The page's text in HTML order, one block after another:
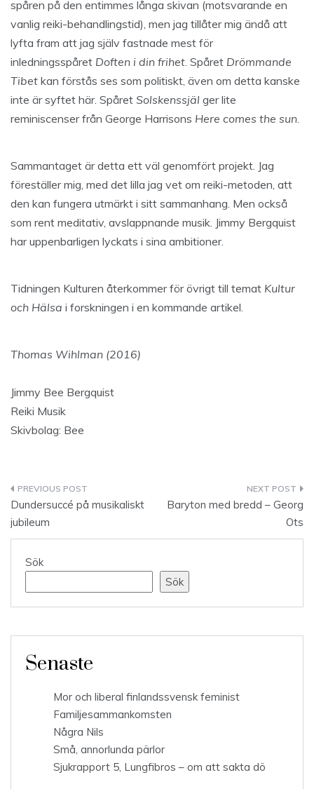
spåren på den entimmes långa skivan (motsvarande en
vanlig reiki-behandlingstid), men jag tillåter mig ändå att
lyfta fram att jag själv fastnade mest för
inledningsspåret Doften i din frihet. Spåret Drömmande
Tibet kan förstås ses som politiskt, även om detta kanske
inte är syftet här. Spåret Solskenssjäl ger lite
reminiscenser från George Harrisons Here comes the sun.
Sammantaget är detta ett väl genomfört projekt. Jag
föreställer mig, med det lilla jag vet om reiki-metoden, att
den kan fungera utmärkt i sitt sammanhang. Men också
som rent meditativ, avslappnande musik. Jimmy Bergquist
har uppenbarligen lyckats i sina ambitioner.
Tidningen Kulturen återkommer för övrigt till temat Kultur
och Hälsa i forskningen i en kommande artikel.
Thomas Wihlman (2016)
Jimmy Bee Bergquist
Reiki Musik
Skivbolag: Bee
Inläggsnavigering
Dundersuccé på musikaliskt
jubileum
Baryton med bredd – Georg
Ots
Sök
Sök
Senaste
Mor och liberal finlandssvensk feminist
Familjesammankomsten
Några Nils
Små, annorlunda pärlor
Sjukrapport 5, Lungfibros – om att sakta dö